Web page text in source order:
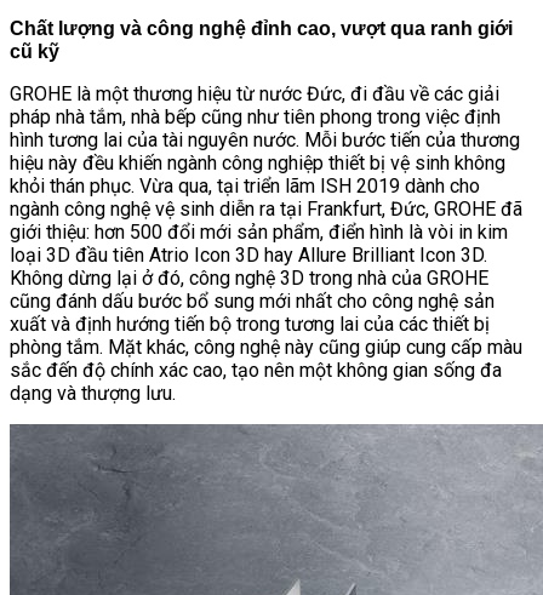
Chất lượng và công nghệ đỉnh cao, vượt qua ranh giới
cũ kỹ
GROHE là một thương hiệu từ nước Đức, đi đầu về các giải
pháp nhà tắm, nhà bếp cũng như tiên phong trong việc định
hình tương lai của tài nguyên nước. Mỗi bước tiến của thương
hiệu này đều khiến ngành công nghiệp thiết bị vệ sinh không
khỏi thán phục. Vừa qua, tại triển lãm ISH 2019 dành cho
ngành công nghệ vệ sinh diễn ra tại Frankfurt, Đức, GROHE đã
giới thiệu: hơn 500 đổi mới sản phẩm, điển hình là vòi in kim
loại 3D đầu tiên Atrio Icon 3D hay Allure Brilliant Icon 3D.
Không dừng lại ở đó, công nghệ 3D trong nhà của GROHE
cũng đánh dấu bước bổ sung mới nhất cho công nghệ sản
xuất và định hướng tiến bộ trong tương lai của các thiết bị
phòng tắm. Mặt khác, công nghệ này cũng giúp cung cấp màu
sắc đến độ chính xác cao, tạo nên một không gian sống đa
dạng và thượng lưu.